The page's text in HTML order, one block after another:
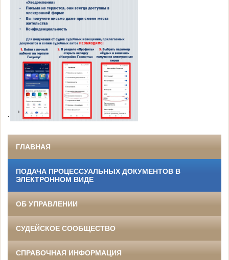
`
ГЛАВНАЯ
ПОДАЧА ПРОЦЕССУАЛЬНЫХ ДОКУМЕНТОВ В
ЭЛЕКТРОННОМ ВИДЕ
ОБ УПРАВЛЕНИИ
СУДЕЙСКОЕ СООБЩЕСТВО
СПРАВОЧНАЯ ИНФОРМАЦИЯ